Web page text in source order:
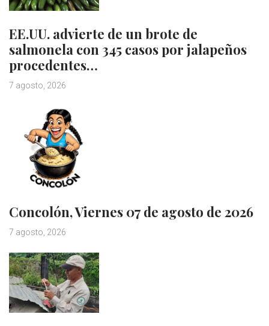
EE.UU. advierte de un brote de
salmonela con 345 casos por jalapeños
procedentes…
7 agosto, 2026
Concolón, Viernes 07 de agosto de 2026
7 agosto, 2026